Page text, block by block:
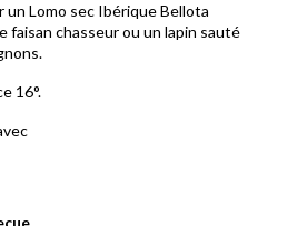
un Lomo sec Ibérique Bellota
faisan chasseur ou un lapin sauté
16°.